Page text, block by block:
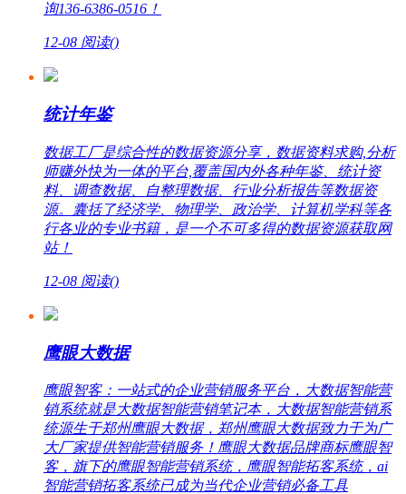
询136-6386-0516！
12-08 阅读()
统计年鉴
数据工厂是综合性的数据资源分享，数据资料求购,分析
师赚外快为一体的平台,覆盖国内外各种年鉴、统计资
料、调查数据、自整理数据、行业分析报告等数据资
源。囊括了经济学、物理学、政治学、计算机学科等各
行各业的专业书籍，是一个不可多得的数据资源获取网
站！
12-08 阅读()
鹰眼大数据
鹰眼智客：一站式的企业营销服务平台，大数据智能营
销系统就是大数据智能营销笔记本，大数据智能营销系
统源生于郑州鹰眼大数据，郑州鹰眼大数据致力于为广
大厂家提供智能营销服务！鹰眼大数据品牌商标鹰眼智
客，旗下的鹰眼智能营销系统，鹰眼智能拓客系统，ai
智能营销拓客系统已成为当代企业营销必备工具